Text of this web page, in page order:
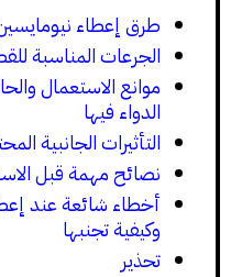
طرق إعطاء
الجرعات المناسبة
موانع الاستعمال
الدواء فيها
التأثيرات الجانبية
نصائح مهمة قبل
أخطاء شائعة عند
وكيفية تجنبها
تحذير